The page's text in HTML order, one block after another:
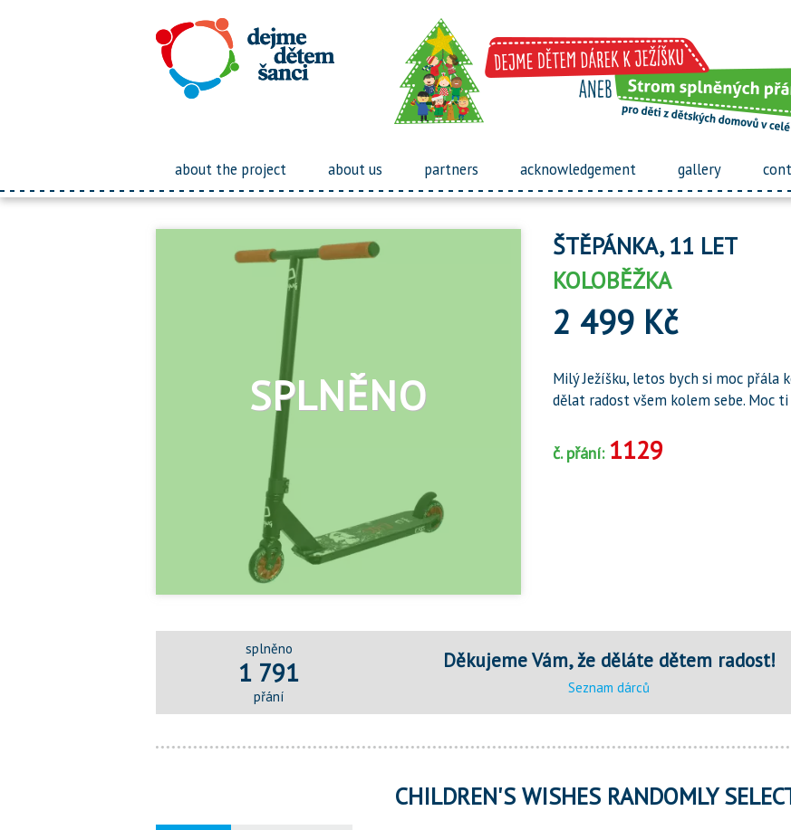
about the project about us partners acknowledgement gallery
ŠTĚPÁNKA, 11 LET
KOLOBĚŽKA
2 499 Kč
Milý Ježíšku, letos bych si moc přála
dělat radost všem kolem sebe. Moc ti
č. přání: 1129
splněno
1 791
přání
Děkujeme Vám, že děláte dětem radost!
Seznam dárců
CHILDREN'S WISHES RANDOMLY